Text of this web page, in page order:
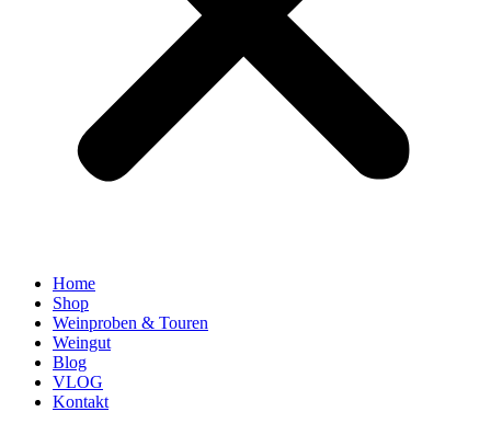
Home
Shop
Weinproben & Touren
Weingut
Blog
VLOG
Kontakt